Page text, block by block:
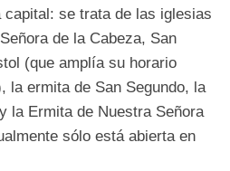
se trata de las iglesias
de la Cabeza, San
(que amplía su horario
la ermita de San Segundo, la
la Ermita de Nuestra Señora
sólo está abierta en